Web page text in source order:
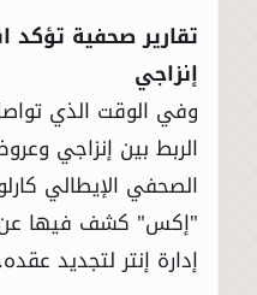
تقارير صحفية تؤكد
إنزاجي
وفي الوقت الذي
الربط بين إنزاجي
الصحفي الإيطالي
"إكس" كشف فيها عن
إدارة إنتر لتجديد عقده.